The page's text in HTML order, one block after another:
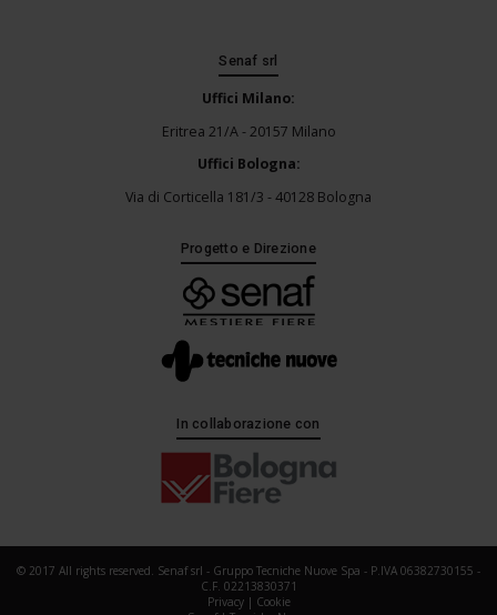
Senaf srl
Uffici Milano:
Eritrea 21/A - 20157 Milano
Uffici Bologna:
Via di Corticella 181/3 - 40128 Bologna
Progetto e Direzione
In collaborazione con
© 2017 All rights reserved. Senaf srl - Gruppo Tecniche Nuove Spa - P.IVA 06382730155 -
C.F. 02213830371
Privacy| Cookie